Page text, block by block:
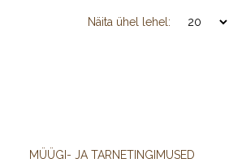
Näita ühel lehel:
MÜÜGI- JA TARNETINGIMUSED